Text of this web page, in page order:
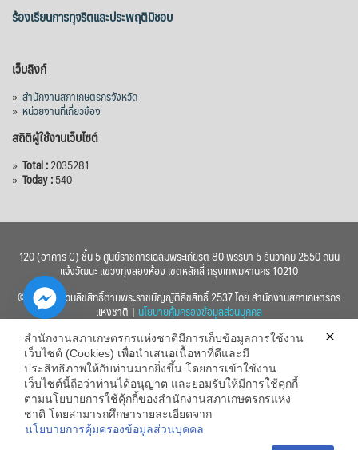
ร้องเรียนการทุจริตและประพฤติมิชอบ
เว็บลิงก์
» สำนักงานสภาเกษตรกรจังหวัด
» หน่วยงานที่เกี่ยวข้อง
สถิติผู้ใช้งานเว็บไซต์
» Total :2035281
» Today :540
120 (อาคาร C) ชั้น 5 ศูนย์ราชการเฉลิมพระเกียรติ 80 พรรษา 5 ธันวาคม 2550 ถนน
แจ้งวัฒนะ แขวงทุ่งสองห้อง เขตหลักสี่ กรุงเทพมหานคร 10210
© 2560 สงวนลิขสิทธิ์ตามพระราชบัญญัติลิขสิทธิ์ 2537 โดย สำนักงานสภาเกษตรกร
แห่งชาติ | นโยบายคุ้มครองข้อมูลส่วนบุคคล
สำนักงานสภาเกษตรกรแห่งชาติมีการเก็บข้อมูลการใช้งาน
เว็บไซต์ (Cookies) เพื่อนำเสนอเนื้อหาที่ดีและมี
ประสิทธิภาพให้กับท่านมากยิ่งขึ้น โดยการเข้าใช้งาน
เว็บไซต์นี้ถือว่าท่านได้อนุญาต และยอมรับให้มีการใช้คุกกี้
ตามนโยบายการใช้คุ้กกี้ของสำนักงานสภาเกษตรกรแห่ง
ชาติ โดยสามารถศึกษารายละเอียดจาก
นโยบายการคุ้มครองข้อมูลส่วนบุคคล
Hide
chaty